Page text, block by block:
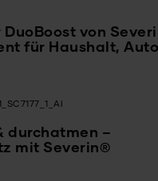
DuoBoost von
für Haushalt,
durchatmen –
mit Severin®